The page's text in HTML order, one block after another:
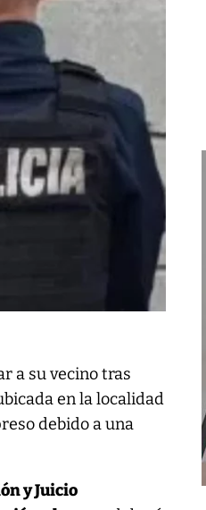
a su vecino tras
en la localidad
debido a una
y Juicio